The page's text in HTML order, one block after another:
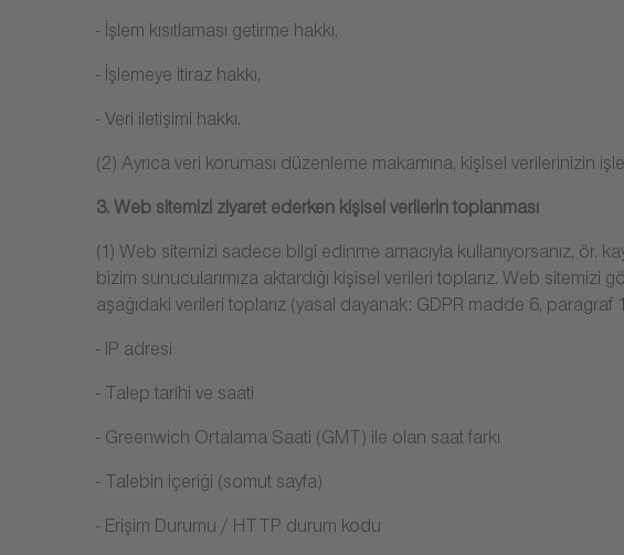
- İşlem kısıtlaması getirme hakkı,
- İşlemeye itiraz hakkı,
- Veri iletişimi hakkı.
(2) Ayrıca veri koruması düzenleme makamına, kişisel verilerinizin
3. Web sitemizi ziyaret ederken kişisel verilerin toplanması
(1) Web sitemizi sadece bilgi edinme amacıyla kullanıyorsanız, ör.
bizim sunucularımıza aktardığı kişisel verileri toplarız. Web
aşağıdaki verileri toplarız (yasal dayanak: GDPR madde 6, paragraf
- IP adresi
- Talep tarihi ve saati
- Greenwich Ortalama Saati (GMT) ile olan saat farkı
- Talebin içeriği (somut sayfa)
- Erişim Durumu / HTTP durum kodu